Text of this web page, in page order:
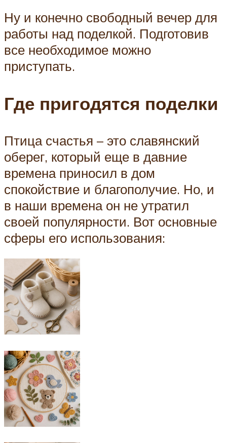
Ну и конечно свободный вечер для
работы над поделкой. Подготовив
все необходимое можно
приступать.
Где пригодятся поделки
Птица счастья – это славянский
оберег, который еще в давние
времена приносил в дом
спокойствие и благополучие. Но, и
в наши времена он не утратил
своей популярности. Вот основные
сферы его использования: